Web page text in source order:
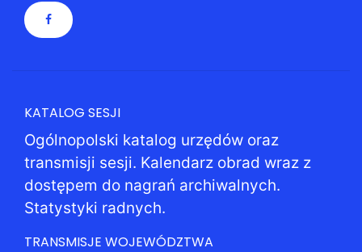
KATALOG SESJI
Ogólnopolski katalog urzędów oraz
transmisji sesji. Kalendarz obrad wraz z
dostępem do nagrań archiwalnych.
Statystyki radnych.
TRANSMISJE WOJEWÓDZTWA